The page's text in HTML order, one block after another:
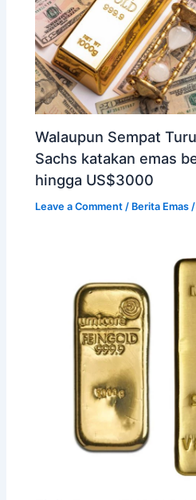
Walaupun Sempat
Sachs katakan emas
hingga US$3000
Leave a Comment / Berita Emas